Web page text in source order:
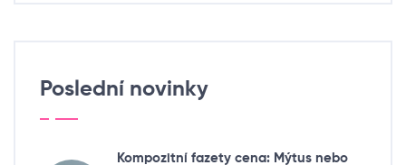
Poslední novinky
Kompozitní fazety cena: Mýtus nebo